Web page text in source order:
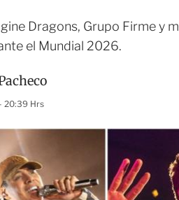
Dragons, Grupo Firme y
el Mundial 2026.
20:39 Hrs